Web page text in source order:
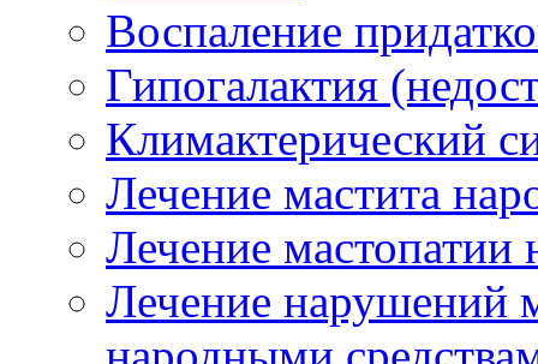
Воспаление
Гипогалактия
Климактерический
Лечение мастита
Лечение мастопатии
Лечение нарушений